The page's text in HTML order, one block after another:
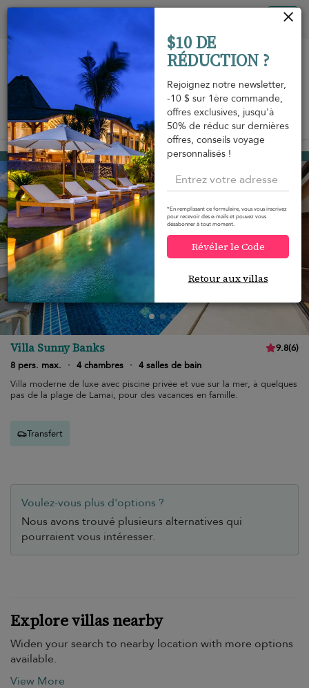
Vue sur la carte
Lamai beach à partir de
Réduction -10%
Villa Sunny Banks 9.8(6)
8 pers. max.
· 4 chambres · 4 salles de bain
Villa moderne de luxe avec piscine privée et vue sur la mer, à quelques
pas de la plage de Lamai, pour des vacances en famille.
Transfert
Voulez-vous plus d'options ?
Nous avons trouvé plusieurs alternatives qui
pourraient vous intéresser.
Explore villas nearby
Widen your search to nearby location with more options
available.
View More
$10 DE
RÉDUCTION ?
Rejoignez notre newsletter,
-10 $ sur 1ère commande,
offres exclusives, jusqu'à
50% de réduc sur dernières
offres, conseils voyage
personnalisés !
*En remplissant ce formulaire, vous vous inscrivez
pour recevoir des e-mails et pouvez vous
désabonner à tout moment.
Révéler le Code
Retour aux villas
Vos paramètres de cookies